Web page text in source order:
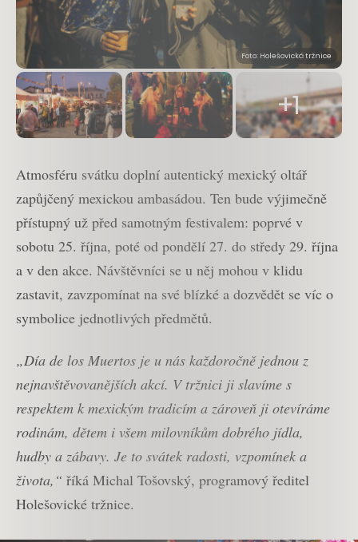
Foto: Holešovická tržnice
+1
Atmosféru svátku doplní autentický mexický oltář
zapůjčený mexickou ambasádou. Ten bude výjimečně
přístupný už před samotným festivalem: poprvé v
sobotu 25. října, poté od pondělí 27. do středy 29. října
a v den akce. Návštěvníci se u něj mohou v klidu
zastavit, zavzpomínat na své blízké a dozvědět se víc o
symbolice jednotlivých předmětů.
„Día de los Muertos je u nás každoročně jednou z
nejnavštěvovanějších akcí. V tržnici ji slavíme s
respektem k mexickým tradicím a zároveň ji otevíráme
rodinám, dětem i všem milovníkům dobrého jídla,
hudby a zábavy. Je to svátek radosti, vzpomínek a
života,“ říká Michal Tošovský, programový ředitel
Holešovické tržnice.